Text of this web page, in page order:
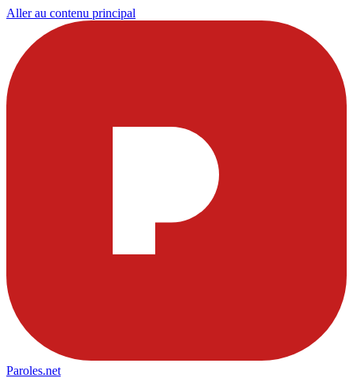
Aller au contenu principal
Paroles.net